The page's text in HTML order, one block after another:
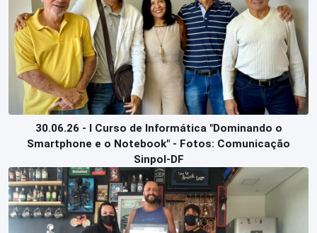
30.06.26 - I Curso de Informática "Dominando o
Smartphone e o Notebook" - Fotos: Comunicação
Sinpol-DF